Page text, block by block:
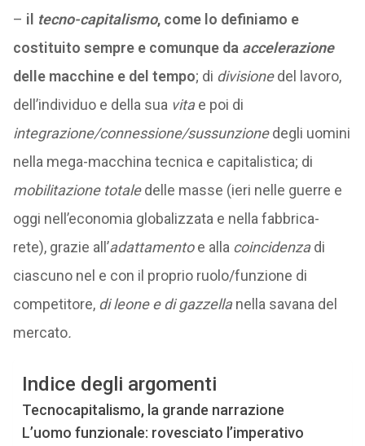
– il tecno-capitalismo, come lo definiamo e
costituito sempre e comunque da accelerazione
delle macchine e del tempo; di divisionedel lavoro,
dell’individuo e della sua vitae poi di
integrazione/connessione/sussunzionedegli uomini
nella mega-macchina tecnica e capitalistica; di
mobilitazione totaledelle masse (ieri nelle guerre e
oggi nell’economia globalizzata e nella fabbrica-
rete), grazie all’adattamentoe alla coincidenzadi
ciascuno nel e con il proprio ruolo/funzione di
competitore, di leone e di gazzellanella savana del
mercato.
Indice degli argomenti
Tecnocapitalismo, la grande narrazione
L’uomo funzionale: rovesciato l’imperativo